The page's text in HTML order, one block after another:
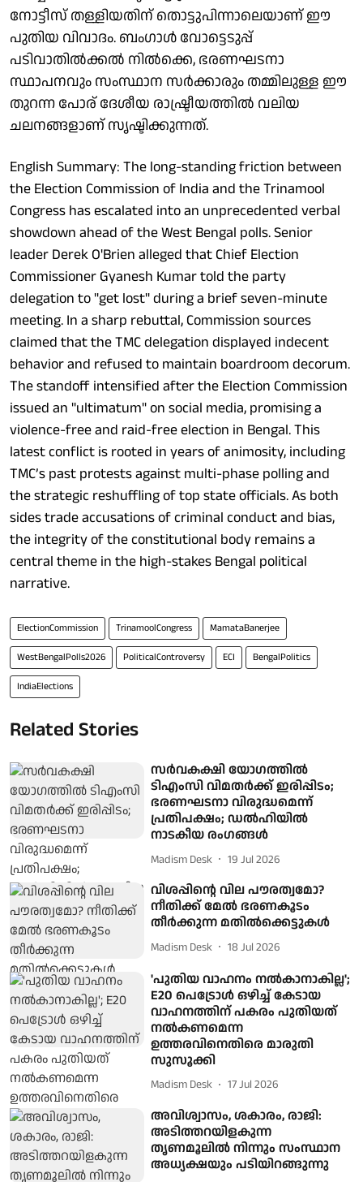
നോട്ടീസ് തള്ളിയതിന് തൊട്ടുപിന്നാലെയാണ് ഈ
പുതിയ വിവാദം. ബംഗാൾ വോട്ടെടുപ്പ്
പടിവാതിൽക്കൽ നിൽക്കെ, ഭരണഘടനാ
സ്ഥാപനവും സംസ്ഥാന സർക്കാരും തമ്മിലുള്ള ഈ
തുറന്ന പോര് ദേശീയ രാഷ്ട്രീയത്തിൽ വലിയ
ചലനങ്ങളാണ് സൃഷ്ടിക്കുന്നത്.
English Summary: The long-standing friction between
the Election Commission of India and the Trinamool
Congress has escalated into an unprecedented verbal
showdown ahead of the West Bengal polls. Senior
leader Derek O'Brien alleged that Chief Election
Commissioner Gyanesh Kumar told the party
delegation to "get lost" during a brief seven-minute
meeting. In a sharp rebuttal, Commission sources
claimed that the TMC delegation displayed indecent
behavior and refused to maintain boardroom decorum.
The standoff intensified after the Election Commission
issued an "ultimatum" on social media, promising a
violence-free and raid-free election in Bengal. This
latest conflict is rooted in years of animosity, including
TMC’s past protests against multi-phase polling and
the strategic reshuffling of top state officials. As both
sides trade accusations of criminal conduct and bias,
the integrity of the constitutional body remains a
central theme in the high-stakes Bengal political
narrative.
ElectionCommission TrinamoolCongress MamataBanerjee
WestBengalPolls2026 PoliticalControversy ECI BengalPolitics
IndiaElections
Related Stories
സര്‍വകക്ഷി യോഗത്തില്‍
ടിഎംസി വിമതര്‍ക്ക് ഇരിപ്പിടം;
ഭരണഘടനാ വിരുദ്ധമെന്ന്
പ്രതിപക്ഷം; ഡല്‍ഹിയില്‍
നാടകീയ രംഗങ്ങള്‍
Madism Desk 19 Jul 2026
വിശപ്പിന്റെ വില പൗരത്വമോ?
നീതിക്ക് മേല്‍ ഭരണകൂടം
തീര്‍ക്കുന്ന മതില്‍ക്കെട്ടുകള്‍
Madism Desk 18 Jul 2026
'പുതിയ വാഹനം നൽകാനാകില്ല';
E20 പെട്രോൾ ഒഴിച്ച് കേടായ
വാഹനത്തിന് പകരം പുതിയത്
നൽകണമെന്ന
ഉത്തരവിനെതിരെ മാരുതി
സുസൂക്കി
Madism Desk 17 Jul 2026
അവിശ്വാസം, ശകാരം, രാജി:
അടിത്തറയിളകുന്ന
തൃണമൂലിൽ നിന്നും സംസ്ഥാന
അധ്യക്ഷയും പടിയിറങ്ങുന്നു